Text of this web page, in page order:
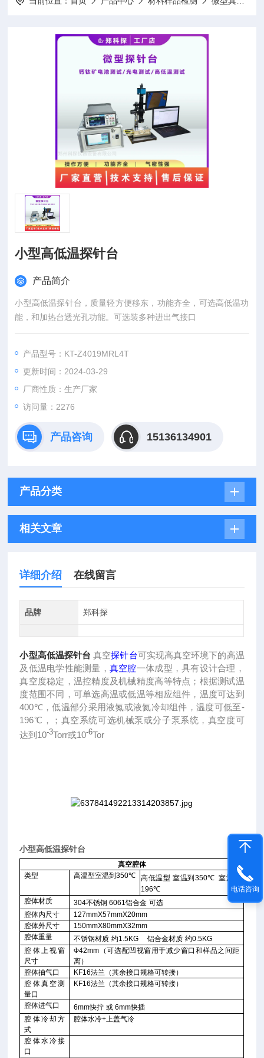
小型高低温探针台
产品简介
小型高低温探针台，质量轻方便移东，功能齐全，可选高低温功
能，和加热台透光孔功能。可选装多种进出气接口
产品型号：KT-Z4019MRL4T
更新时间：2024-03-29
厂商性质：生产厂家
访问量：2276
产品咨询 15136134901
产品分类
相关文章
详细介绍 在线留言
品牌 郑科探
小型高低温探针台 真空探针台可实现高真空环境下的高温
及低温电学性能测量， 真空腔一体成型，具有设计合理，
真空度稳定，温控精度及机械精度高等特点；根据测试温
度范围不同，可单选高温或低温等相应组件，温度可达到
400℃ ，低温部分采用液氮或液氦冷却组件，温度可低至-
196℃，；真空系统可选机械泵或分子泵系统，真空度可
达到 10-3Torr或10-6Tor
小型高低温探针台
真空腔体
类型
高温型室温到350℃ 高低温型 室温到 350℃ 室温到-
196℃
腔体材质
304不锈钢 6061铝合金 可选
腔体内尺寸
127mmX57mmX20mm
腔体外尺寸
150mmX80mmX32mm
腔体重量
不锈钢材质 约1.5KG 铝合金材质 约0.5KG
腔体上视窗
尺寸
Φ42mm （可选配凹视窗用于减少窗口和样品之间距
离）
腔体抽气口
KF16法兰（其余接口规格可转接）
腔体真空测
量口
KF16法兰（其余接口规格可转接）
腔体进气口 6mm快拧 或 6mm快插
腔体冷却方
式
腔体水冷+上盖气冷
腔体水冷接
口
电话咨询